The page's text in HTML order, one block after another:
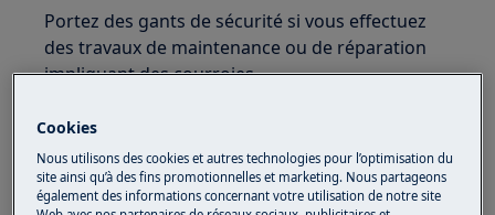
Portez des gants de sécurité si vous effectuez
des travaux de maintenance ou de réparation
impliquant des courroies.
Cookies
Nous utilisons des cookies et autres technologies pour l’optimisation du
site ainsi qu’à des fins promotionnelles et marketing. Nous partageons
également des informations concernant votre utilisation de notre site